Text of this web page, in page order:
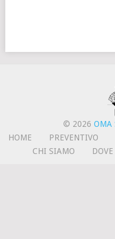
© 2026 OMA
HOME
PREVENTIVO
CHI SIAMO